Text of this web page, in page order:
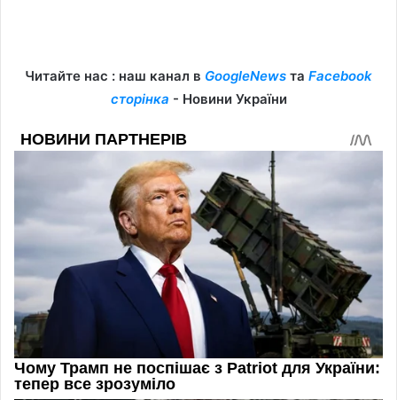
Читайте нас : наш канал в GoogleNews та Facebook
сторінка - Новини України